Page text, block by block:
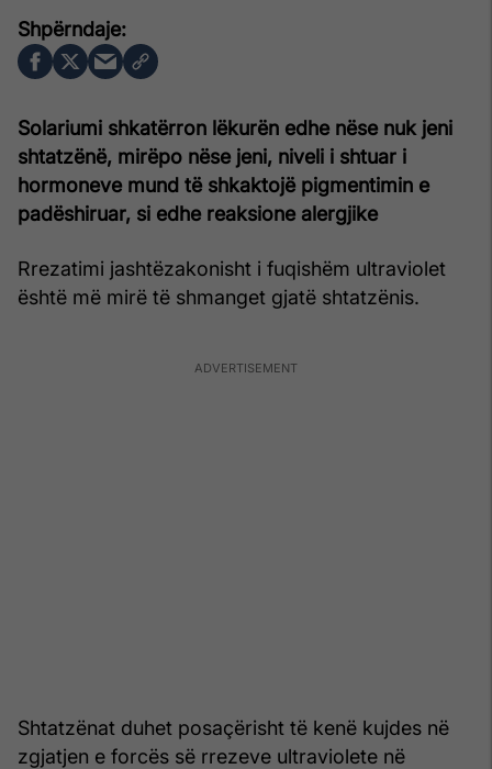
Solariumi shkatërron lëkurën edhe nëse nuk jeni
shtatzënë, mirëpo nëse jeni, niveli i shtuar i
hormoneve mund të shkaktojë pigmentimin e
padëshiruar, si edhe reaksione alergjike
Rrezatimi jashtëzakonisht i fuqishëm ultraviolet
është më mirë të shmanget gjatë shtatzënis.
Shtatzënat duhet posaçërisht të kenë kujdes në
zgjatjen e forcës së rrezeve ultraviolete në